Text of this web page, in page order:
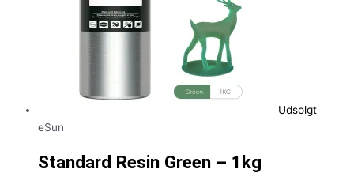
Udsolgt
eSun
Standard Resin Green – 1kg